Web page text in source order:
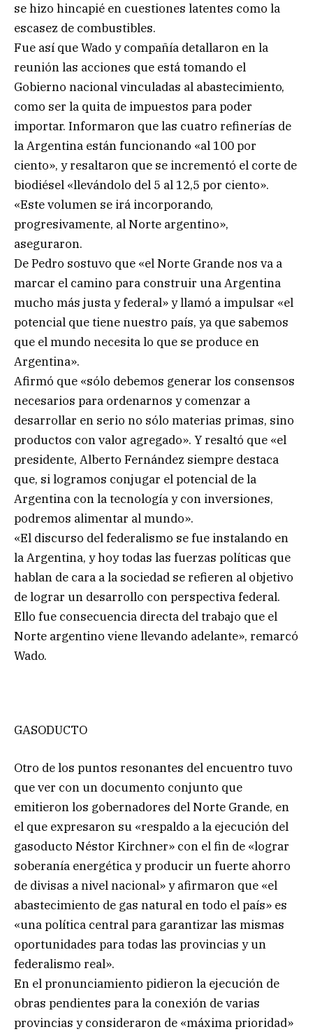
se hizo hincapié en cuestiones latentes como la
escasez de combustibles.
Fue así que Wado y compañía detallaron en la
reunión las acciones que está tomando el
Gobierno nacional vinculadas al abastecimiento,
como ser la quita de impuestos para poder
importar. Informaron que las cuatro refinerías de
la Argentina están funcionando «al 100 por
ciento», y resaltaron que se incrementó el corte de
biodiésel «llevándolo del 5 al 12,5 por ciento».
«Este volumen se irá incorporando,
progresivamente, al Norte argentino»,
aseguraron.
De Pedro sostuvo que «el Norte Grande nos va a
marcar el camino para construir una Argentina
mucho más justa y federal» y llamó a impulsar «el
potencial que tiene nuestro país, ya que sabemos
que el mundo necesita lo que se produce en
Argentina».
Afirmó que «sólo debemos generar los consensos
necesarios para ordenarnos y comenzar a
desarrollar en serio no sólo materias primas, sino
productos con valor agregado». Y resaltó que «el
presidente, Alberto Fernández siempre destaca
que, si logramos conjugar el potencial de la
Argentina con la tecnología y con inversiones,
podremos alimentar al mundo».
«El discurso del federalismo se fue instalando en
la Argentina, y hoy todas las fuerzas políticas que
hablan de cara a la sociedad se refieren al objetivo
de lograr un desarrollo con perspectiva federal.
Ello fue consecuencia directa del trabajo que el
Norte argentino viene llevando adelante», remarcó
Wado.
GASODUCTO
Otro de los puntos resonantes del encuentro tuvo
que ver con un documento conjunto que
emitieron los gobernadores del Norte Grande, en
el que expresaron su «respaldo a la ejecución del
gasoducto Néstor Kirchner» con el fin de «lograr
soberanía energética y producir un fuerte ahorro
de divisas a nivel nacional» y afirmaron que «el
abastecimiento de gas natural en todo el país» es
«una política central para garantizar las mismas
oportunidades para todas las provincias y un
federalismo real».
En el pronunciamiento pidieron la ejecución de
obras pendientes para la conexión de varias
provincias y consideraron de «máxima prioridad»